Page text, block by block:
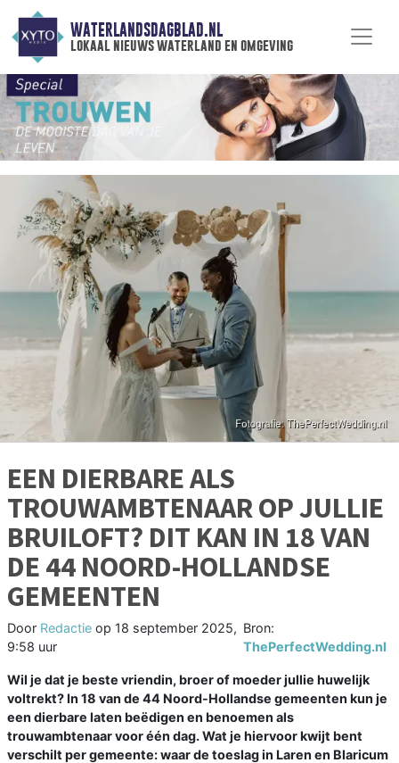
WATERLANDSDAGBLAD.NL
lokaal nieuws waterland en omgeving
EEN DIERBARE ALS
TROUWAMBTENAAR OP JULLIE
BRUILOFT? DIT KAN IN 18 VAN
DE 44 NOORD-HOLLANDSE
GEMEENTEN
Door Redactie op 18 september 2025,
9:58 uur
Bron:
ThePerfectWedding.nl
Wil je dat je beste vriendin, broer of moeder jullie huwelijk
voltrekt? In 18 van de 44 Noord-Hollandse gemeenten kun je
een dierbare laten beëdigen en benoemen als
trouwambtenaar voor één dag. Wat je hiervoor kwijt bent
verschilt per gemeente: waar de toeslag in Laren en Blaricum